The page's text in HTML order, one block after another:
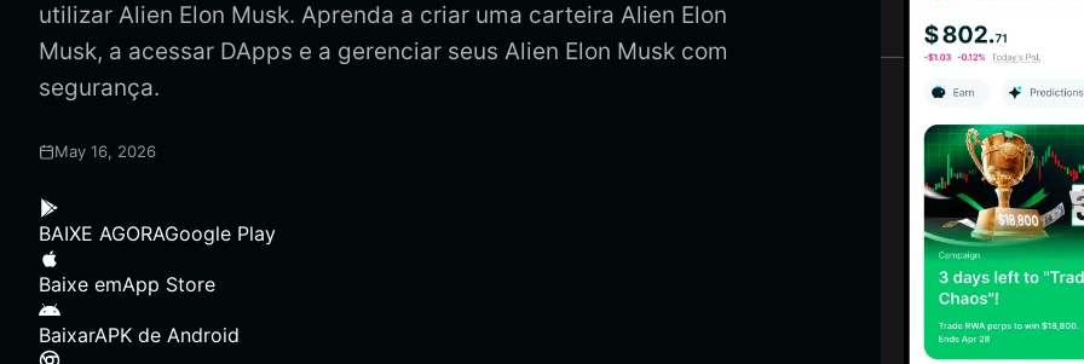
utilizar Alien Elon Musk. Aprenda a criar uma carteira Alien Elon
Musk, a acessar DApps e a gerenciar seus Alien Elon Musk com
segurança.
May 16, 2026
BAIXE AGORAGoogle Play
Baixe emApp Store
BaixarAPK de Android